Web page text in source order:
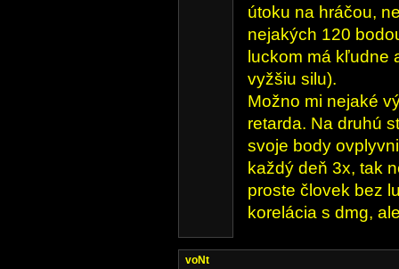
útoku na hráčou,
nejakých 120
luckom má kľudne
vyžšiu silu).
Možno mi nejaké
retarda. Na druhú
svoje body
každý deň 3x, tak
proste človek bez
korelácia s dmg,
voNt